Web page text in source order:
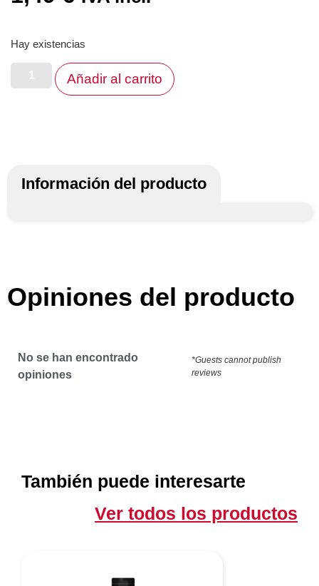
Hay existencias
Añadir al carrito
Información del producto
Opiniones del producto
No se han encontrado
opiniones
*Guests cannot publish
reviews
También puede interesarte
Ver todos los productos